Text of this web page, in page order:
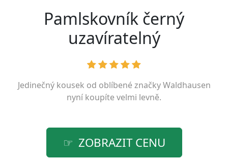
Pamlskovník černý
uzavíratelný
Jedinečný kousek od oblíbené značkyWaldhausen
nyní koupíte velmi levně.
ZOBRAZIT CENU